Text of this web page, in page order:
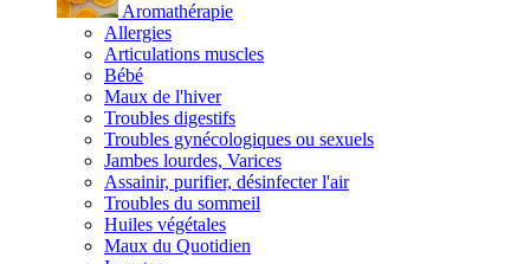
Aromathérapie
Allergies
Articulations muscles
Bébé
Maux de l'hiver
Troubles digestifs
Troubles gynécologiques ou sexuels
Jambes lourdes, Varices
Assainir, purifier, désinfecter l'air
Troubles du sommeil
Huiles végétales
Maux du Quotidien